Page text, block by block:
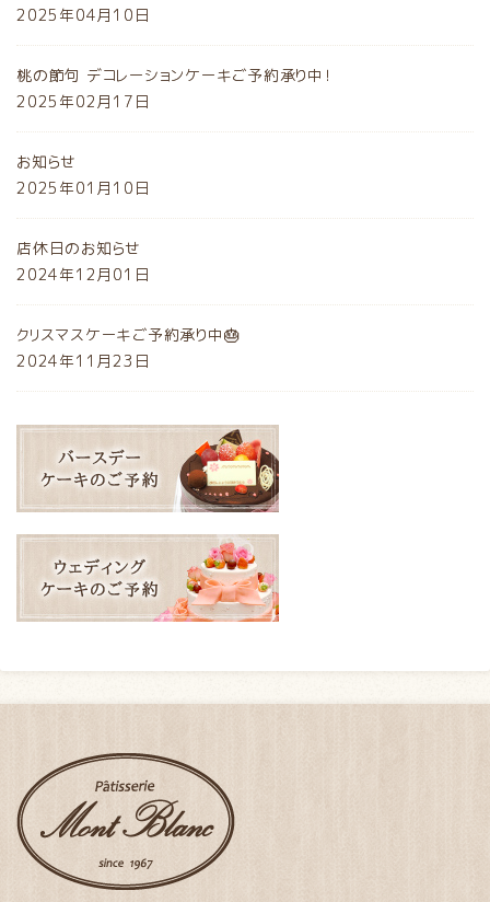
2025年04月10日
桃の節句 デコレーションケーキご予約承り中！
2025年02月17日
お知らせ
2025年01月10日
店休日のお知らせ
2024年12月01日
クリスマスケーキご予約承り中🎂
2024年11月23日